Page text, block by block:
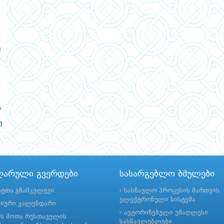
გვერდები
გზამკვლევი
კალენდარი
შოთა რუსთაველის
სასარგებლო ბმულები
სასწავლო პროცესის მართვის
ელექტრონული სისტემა
ავტორიზებული უმაღლესი
სასწავლებლები